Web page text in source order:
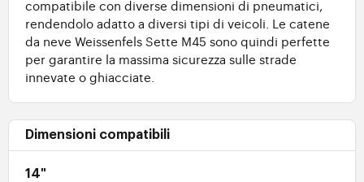
compatibile con diverse dimensioni di pneumatici,
rendendolo adatto a diversi tipi di veicoli. Le catene
da neve Weissenfels Sette M45 sono quindi perfette
per garantire la massima sicurezza sulle strade
innevate o ghiacciate.
Dimensioni compatibili
14"